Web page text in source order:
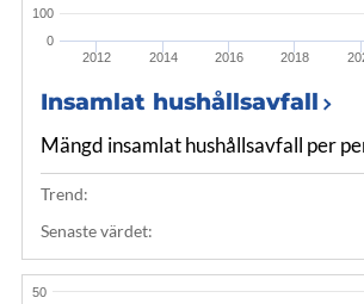
2012 2014 2016 2018
0
100
Insamlat hushållsavfall
Mängd insamlat hushållsavfall per
Trend:
Senaste värdet:
50